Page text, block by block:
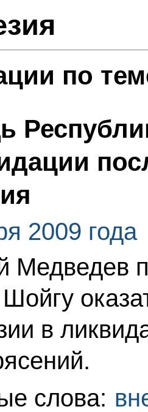
по
2009 года
Медведев
в
слова: